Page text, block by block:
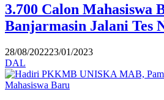
3.700 Calon Mahasiswa
Banjarmasin Jalani Tes
28/08/202223/01/2023
DAL